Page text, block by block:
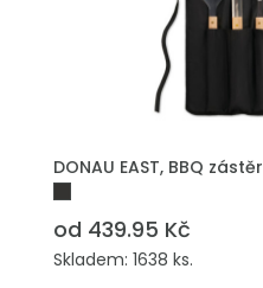
DONAU EAST, BBQ
od 439.95 Kč
Skladem: 1638 ks.